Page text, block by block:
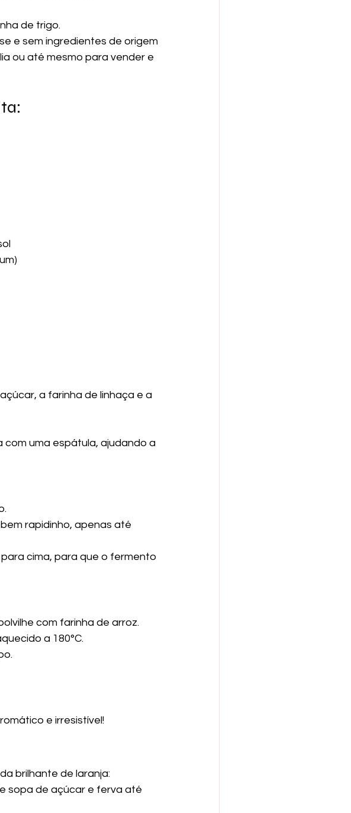
de trigo.
e sem ingredientes de origem
ou até mesmo para vender e
a farinha de linhaça e a
com uma espátula, ajudando a
rapidinho, apenas até
cima, para que o fermento
com farinha de arroz.
a 180°C.
e irresistível!
brilhante de laranja:
sopa de açúcar e ferva até